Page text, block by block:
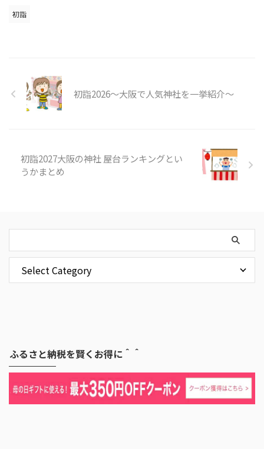
初詣
初詣2026～大阪で人気神社を一挙紹介～
初詣2027大阪の神社 屋台ランキングとい
うかまとめ
ふるさと納税を賢くお得に＾＾